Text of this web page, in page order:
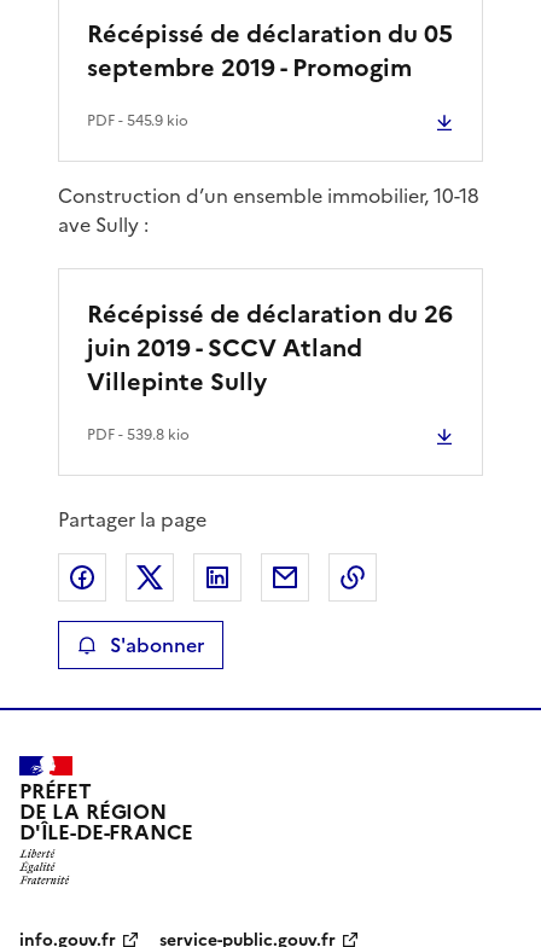
Récépissé de déclaration du 05
septembre 2019 - Promogim
PDF- 545.9 kio
Construction d’un ensemble immobilier, 10-18
ave Sully :
Récépissé de déclaration du 26
juin 2019 - SCCV Atland
Villepinte Sully
PDF- 539.8 kio
Partager la page
Partager sur Facebook
Partager sur XPartager sur LinkedIn
Partager par email
S'abonner
PRÉFET
DE LA RÉGION
D'ÎLE-DE-FRANCE
info.gouv.fr service-public.gouv.fr